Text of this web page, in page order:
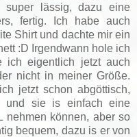
lässig, dazu eine
fertig. Ich habe auch
Shirt und dachte mir ein
:D Irgendwann hole ich
ich eigentlich jetzt auch
nicht in meiner Größe.
jetzt schon abgöttisch,
sie is einfach eine
nehmen können, aber so
bequem, dazu is er von